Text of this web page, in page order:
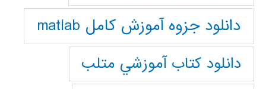
دانلود جزوه آموزش کامل matlab
دانلود كتاب آموزشي متلب